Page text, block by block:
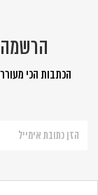
הרשמה
הכתבות הכי
לניוזלטר
החיים